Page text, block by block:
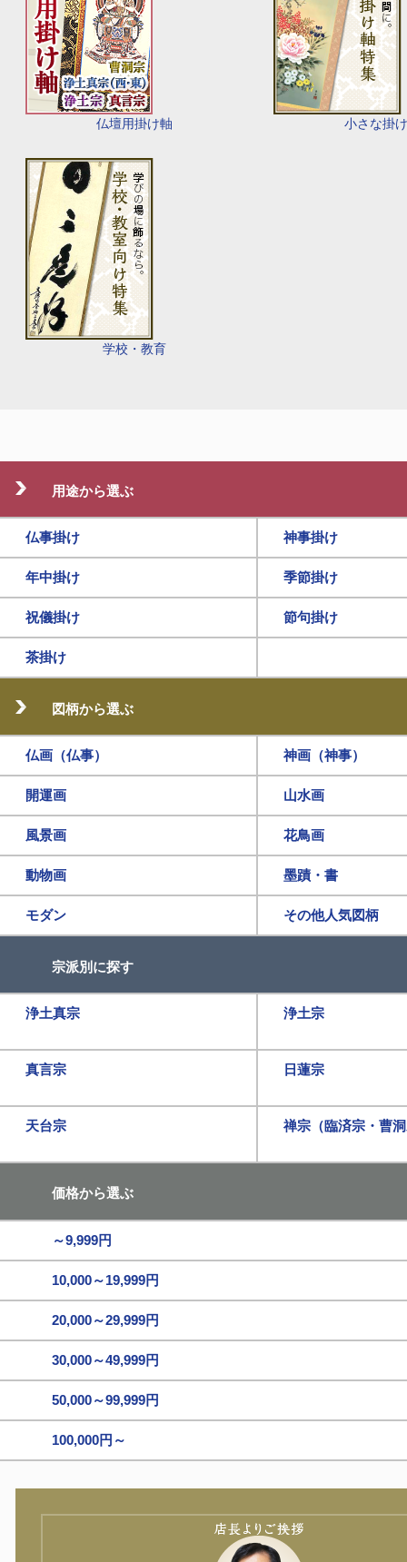
仏壇用掛け軸 小さな掛
学校・教育
用途から選ぶ
仏事掛け 神事掛け
年中掛け 季節掛け
祝儀掛け 節句掛け
茶掛け
図柄から選ぶ
仏画（仏事） 神画（神事）
開運画 山水画
風景画 花鳥画
動物画 墨蹟・書
モダン その他人気図柄
宗派別に探す
浄土真宗 浄土宗
真言宗 日蓮宗
天台宗 禅宗（臨済宗・曹
価格から選ぶ
～9,999円
10,000～19,999円
20,000～29,999円
30,000～49,999円
50,000～99,999円
100,000円～